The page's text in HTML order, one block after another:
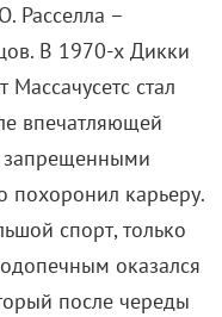
Расселла –
В 1970-х Дикки
стал
впечатляющей
запрещенными
похоронил карьеру.
спорт, только
оказался
после череды